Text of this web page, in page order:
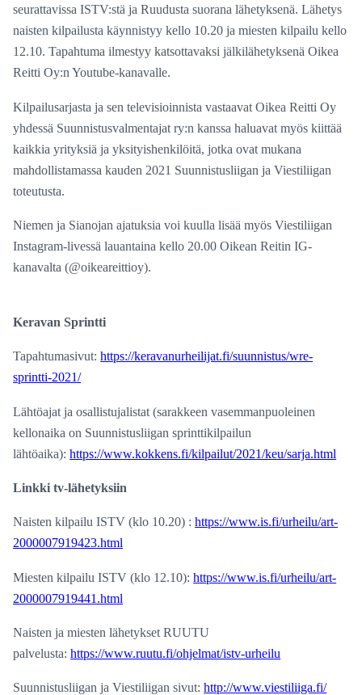
seurattavissa ISTV:stä ja Ruudusta suorana lähetyksenä. Lähetys
naisten kilpailusta käynnistyy kello 10.20 ja miesten kilpailu kello
12.10. Tapahtuma ilmestyy katsottavaksi jälkilähetyksenä Oikea
Reitti Oy:n Youtube-kanavalle.
Kilpailusarjasta ja sen televisioinnista vastaavat Oikea Reitti Oy
yhdessä Suunnistusvalmentajat ry:n kanssa haluavat myös kiittää
kaikkia yrityksiä ja yksityishenkilöitä, jotka ovat mukana
mahdollistamassa kauden 2021 Suunnistusliigan ja Viestiliigan
toteutusta.
Niemen ja Sianojan ajatuksia voi kuulla lisää myös Viestiliigan
Instagram-livessä lauantaina kello 20.00 Oikean Reitin IG-
kanavalta (@oikeareittioy).
Keravan Sprintti
Tapahtumasivut:https://keravanurheilijat.fi/suunnistus/wre-
sprintti-2021/
Lähtöajat ja osallistujalistat (sarakkeen vasemmanpuoleinen
kellonaika on Suunnistusliigan sprinttikilpailun
lähtöaika):https://www.kokkens.fi/kilpailut/2021/keu/sarja.html
Linkki tv-lähetyksiin
Naisten kilpailu ISTV (klo 10.20) :https://www.is.fi/urheilu/art-
2000007919423.html
Miesten kilpailu ISTV (klo 12.10):https://www.is.fi/urheilu/art-
2000007919441.html
Naisten ja miesten lähetykset RUUTU
palvelusta:https://www.ruutu.fi/ohjelmat/istv-urheilu
Suunnistusliigan ja Viestiliigan sivut:http://www.viestiliiga.fi/